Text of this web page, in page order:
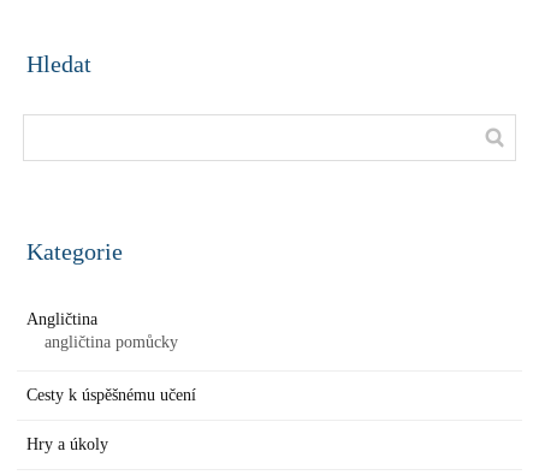
Hledat
Kategorie
Angličtina
angličtina pomůcky
Cesty k úspěšnému učení
Hry a úkoly